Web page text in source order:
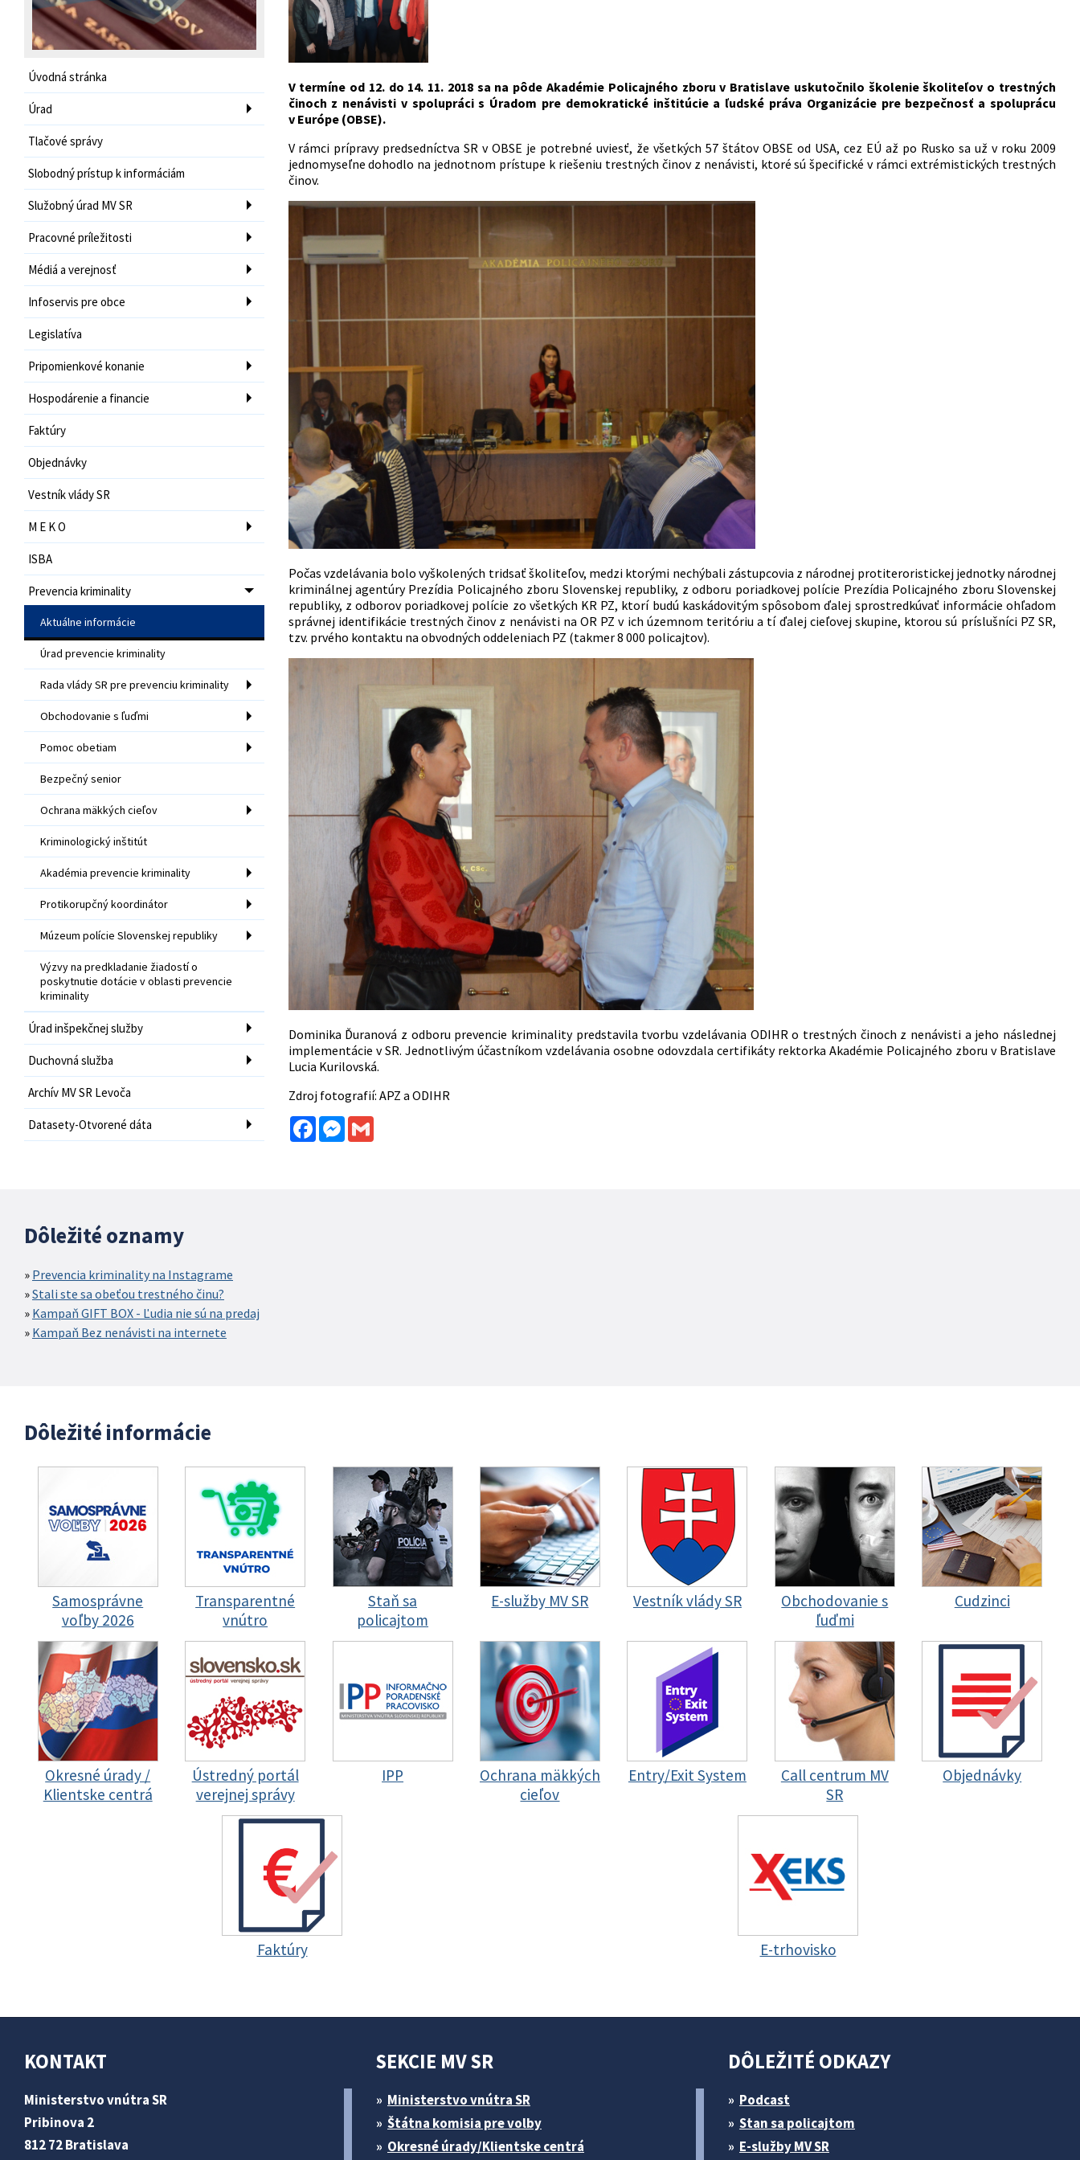
Úvodná stránka
Úrad
Tlačové správy
Slobodný prístup k informáciám
Služobný úrad MV SR
Pracovné príležitosti
Médiá a verejnosť
Infoservis pre obce
Legislatíva
Pripomienkové konanie
Hospodárenie a financie
Faktúry
Objednávky
Vestník vlády SR
M E K O
ISBA
Prevencia kriminality
Aktuálne informácie
Úrad prevencie kriminality
Rada vlády SR pre prevenciu kriminality
Obchodovanie s ľuďmi
Pomoc obetiam
Bezpečný senior
Ochrana mäkkých cieľov
Kriminologický inštitút
Akadémia prevencie kriminality
Protikorupčný koordinátor
Múzeum polície Slovenskej republiky
Výzvy na predkladanie žiadostí o
poskytnutie dotácie v oblasti prevencie
kriminality
Úrad inšpekčnej služby
Duchovná služba
Archív MV SR Levoča
Datasety-Otvorené dáta
V termíne od 12. do 14. 11. 2018 sa na pôde Akadémie Policajného zboru v Bratislave uskutočnilo školenie školiteľov o trestných
činoch z nenávisti v spolupráci s Úradom pre demokratické inštitúcie a ľudské práva Organizácie pre bezpečnosť a spoluprácu
v Európe (OBSE).
V rámci prípravy predsedníctva SR v OBSE je potrebné uviesť, že všetkých 57 štátov OBSE od USA, cez EÚ až po Rusko sa už v roku 2009
jednomyseľne dohodlo na jednotnom prístupe k riešeniu trestných činov z nenávisti, ktoré sú špecifické v rámci extrémistických trestných
činov.
Počas vzdelávania bolo vyškolených tridsať školiteľov, medzi ktorými nechýbali zástupcovia z národnej protiteroristickej jednotky národnej
kriminálnej agentúry Prezídia Policajného zboru Slovenskej republiky, z odboru poriadkovej polície Prezídia Policajného zboru Slovenskej
republiky, z odborov poriadkovej polície zo všetkých KR PZ, ktorí budú kaskádovitým spôsobom ďalej sprostredkúvať informácie ohľadom
správnej identifikácie trestných činov z nenávisti na OR PZ v ich územnom teritóriu a tí ďalej cieľovej skupine, ktorou sú príslušníci PZ SR,
tzv. prvého kontaktu na obvodných oddeleniach PZ (takmer 8 000 policajtov).
Dominika Ďuranová z odboru prevencie kriminality predstavila tvorbu vzdelávania ODIHR o trestných činoch z nenávisti a jeho následnej
implementácie v SR. Jednotlivým účastníkom vzdelávania osobne odovzdala certifikáty rektorka Akadémie Policajného zboru v Bratislave
Lucia Kurilovská.
Zdroj fotografií: APZ a ODIHR
FacebookMessenger
Gmail
Dôležité oznamy
Prevencia kriminality na Instagrame
Stali ste sa obeťou trestného činu?
Kampaň GIFT BOX - Ľudia nie sú na predaj
Kampaň Bez nenávisti na internete
Dôležité informácie
Samosprávne
voľby 2026
Transparentné
vnútro
Staň sa
policajtom
E-služby MV SR Vestník vlády SR
Obchodovanie s
ľuďmi
Cudzinci
Okresné úrady /
Klientske centrá
Ústredný portál
verejnej správy
IPP
Ochrana mäkkých
cieľov
Entry/Exit System
Call centrum MV
SR
Objednávky
Faktúry E-trhovisko
KONTAKT
Ministerstvo vnútra SR
Pribinova 2
812 72 Bratislava
SEKCIE MV SR
Ministerstvo vnútra SR
Štátna komisia pre volby
Okresné úrady/Klientske centrá
DÔLEŽITÉ ODKAZY
Podcast
Stan sa policajtom
E-služby MV SR